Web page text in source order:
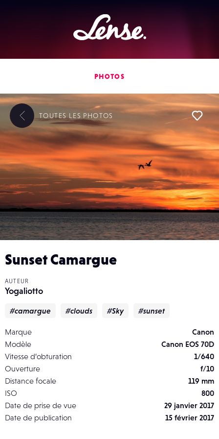
Lense
PHOTOS
Sunset Camargue
AUTEUR
Yogaliotto
#camargue #clouds #Sky #sunset
Marque
Canon
Modèle
Canon EOS 70D
Vitesse d’obturation
1/640
Ouverture
f/10
Distance focale
119 mm
ISO
800
Date de prise de vue
29 janvier 2017
Date de publication
15 février 2017
TOUTES LES PHOTOS